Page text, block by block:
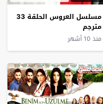
مسلسل العروس الحلقة 33
مترجم
منذ 10 أشهر